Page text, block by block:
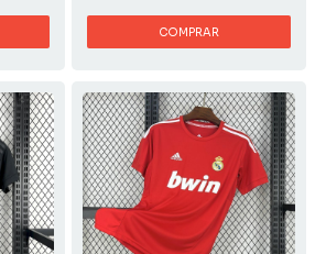
COMPRAR